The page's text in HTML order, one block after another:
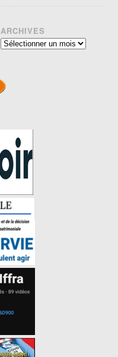
ARCHIVES
Archives